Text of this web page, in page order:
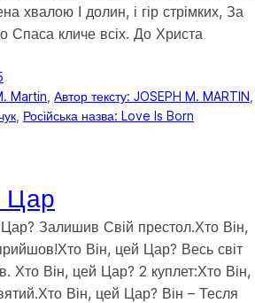
хвалою І долин, і гір стрімких, За
Спаса кличе всіх. До Христа
Martin Автор тексту: JOSEPH M. MARTIN
Російська назва: Love Is Born
Цар
Цар? Залишив Свій престол.Хто Він,
Він, цей Цар? Весь світ
Хто Він, цей Цар? 2 куплет:Хто Він,
Він, цей Цар? Він – Тесля